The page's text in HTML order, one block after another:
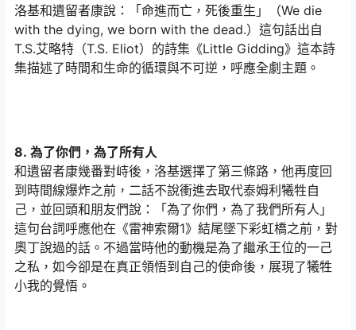
洛基和遺留者康說：「命進而亡，死後重生」（We die
with the dying, we born with the dead.）這句話出自
T.S.艾略特（T.S. Eliot）的詩集《Little Gidding》這本詩
集描述了時間和生命的循環與不可逆，呼應全劇主題。
8. 為了你們，為了所有人
和遺留者康幾番對峙後，洛基選擇了第三條路，他再度回
到時間線爆炸之前，二話不說衝進去取代泰姆利犧牲自
己，並回頭和朋友們說：「為了你們，為了我們所有人」
這句台詞呼應他在《雷神索爾1》結尾墜下彩虹橋之前，對
奧丁說過的話。不過當時他的動機是為了繼承王位的一己
之私，如今卻是在真正領悟到自己的使命後，展現了犧牲
小我的覺悟。